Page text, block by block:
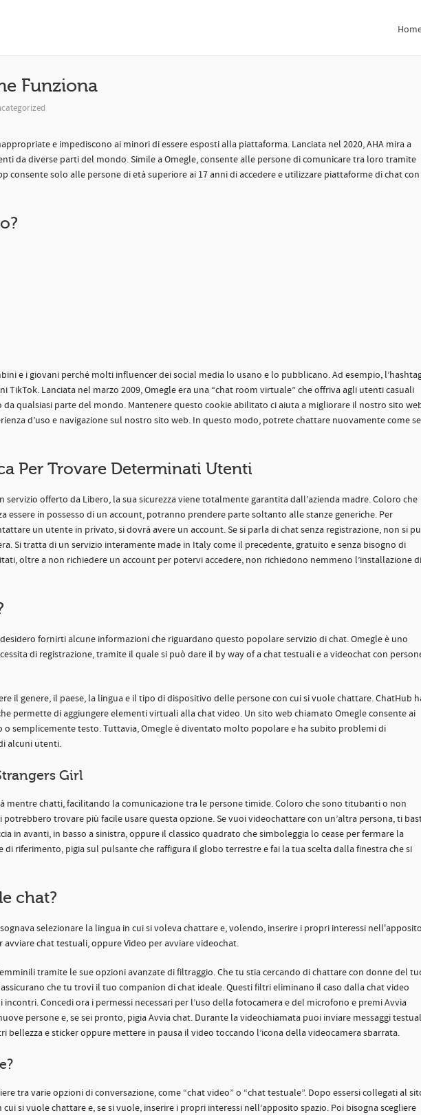
Funziona
e impediscono ai minori di essere esposti alla piattaforma. Lanciata nel 2020, AHA mira a
da diverse parti del mondo. Simile a Omegle, consente alle persone di comunicare tra loro tramite
consente solo alle persone di età superiore ai 17 anni di accedere e utilizzare piattaforme di chat con
e i giovani perché molti influencer dei social media lo usano e lo pubblicano. Ad esempio,
TikTok. Lanciata nel marzo 2009, Omegle era una “chat room virtuale” che offriva agli utenti casuali
qualsiasi parte del mondo. Mantenere questo cookie abilitato ci aiuta a migliorare il nostro sito
d’uso e navigazione sul nostro sito web. In questo modo, potrete chattare nuovamente come se
Per Trovare Determinati Utenti
servizio offerto da Libero, la sua sicurezza viene totalmente garantita dall’azienda madre. Coloro che
essere in possesso di un account, potranno prendere parte soltanto alle stanze generiche. Per
un utente in privato, si dovrà avere un account. Se si parla di chat senza registrazione, non si
Si tratta di un servizio interamente made in Italy come il precedente, gratuito e senza bisogno di
oltre a non richiedere un account per potervi accedere, non richiedono nemmeno l’installazione di
fornirti alcune informazioni che riguardano questo popolare servizio di chat. Omegle è uno
di registrazione, tramite il quale si può dare il by way of a chat testuali e a videochat con
il genere, il paese, la lingua e il tipo di dispositivo delle persone con cui si vuole chattare. ChatHub
permette di aggiungere elementi virtuali alla chat video. Un sito web chiamato Omegle consente ai
o semplicemente testo. Tuttavia, Omegle è diventato molto popolare e ha subito problemi di
alcuni utenti.
Girl
mentre chatti, facilitando la comunicazione tra le persone timide. Coloro che sono titubanti o non
trovare più facile usare questa opzione. Se vuoi videochattare con un’altra persona, ti
in avanti, in basso a sinistra, oppure il classico quadrato che simboleggia lo cease per fermare la
di riferimento, pigia sul pulsante che raffigura il globo terrestre e fai la tua scelta dalla finestra che si
chat?
selezionare la lingua in cui si voleva chattare e, volendo, inserire i propri interessi nell'apposito
avviare chat testuali, oppure Video per avviare videochat.
tramite le sue opzioni avanzate di filtraggio. Che tu stia cercando di chattare con donne del
che tu trovi il tuo companion di chat ideale. Questi filtri eliminano il caso dalla chat video
Concedi ora i permessi necessari per l’uso della fotocamera e del microfono e premi Avvia
persone e, se sei pronto, pigia Avvia chat. Durante la videochiamata puoi inviare messaggi
bellezza e sticker oppure mettere in pausa il video toccando l’icona della videocamera sbarrata.
tra varie opzioni di conversazione, come “chat video” o “chat testuale”. Dopo essersi collegati al
si vuole chattare e, se si vuole, inserire i propri interessi nell’apposito spazio. Poi bisogna scegliere